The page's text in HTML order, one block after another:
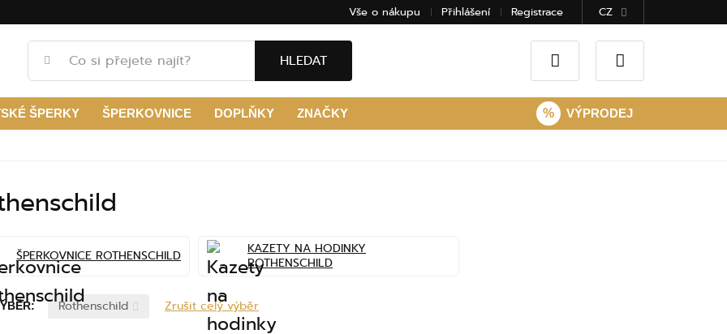
Vše o nákupu Přihlášení Registrace CZ
HLEDAT
ŠPERKY ŠPERKOVNICE DOPLŇKY ZNAČKY % VÝPRODEJ
ŠPERKOVNICE ROTHENSCHILD
KAZETY NA HODINKY
ROTHENSCHILD
Rothenschild Zrušit celý výběr